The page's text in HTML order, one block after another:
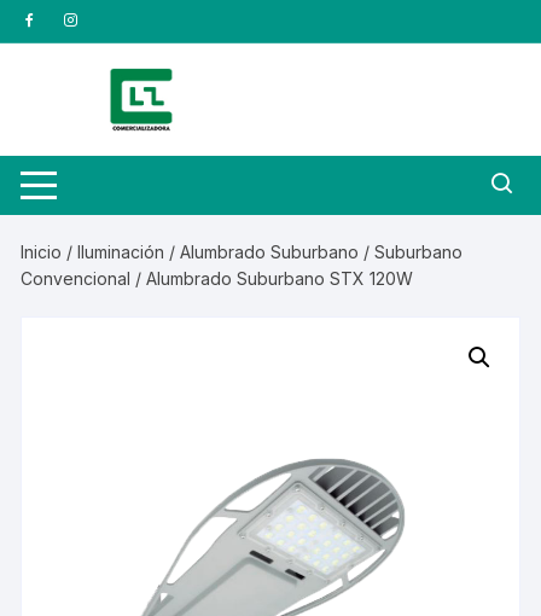
Saltar
al
Inicio /Iluminación /Alumbrado Suburbano /Suburbano
Convencional / Alumbrado Suburbano STX 120W